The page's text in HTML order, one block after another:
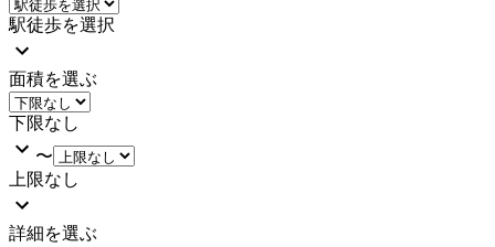
駅徒歩を選択
面積を選ぶ
下限なし
〜
上限なし
詳細を選ぶ